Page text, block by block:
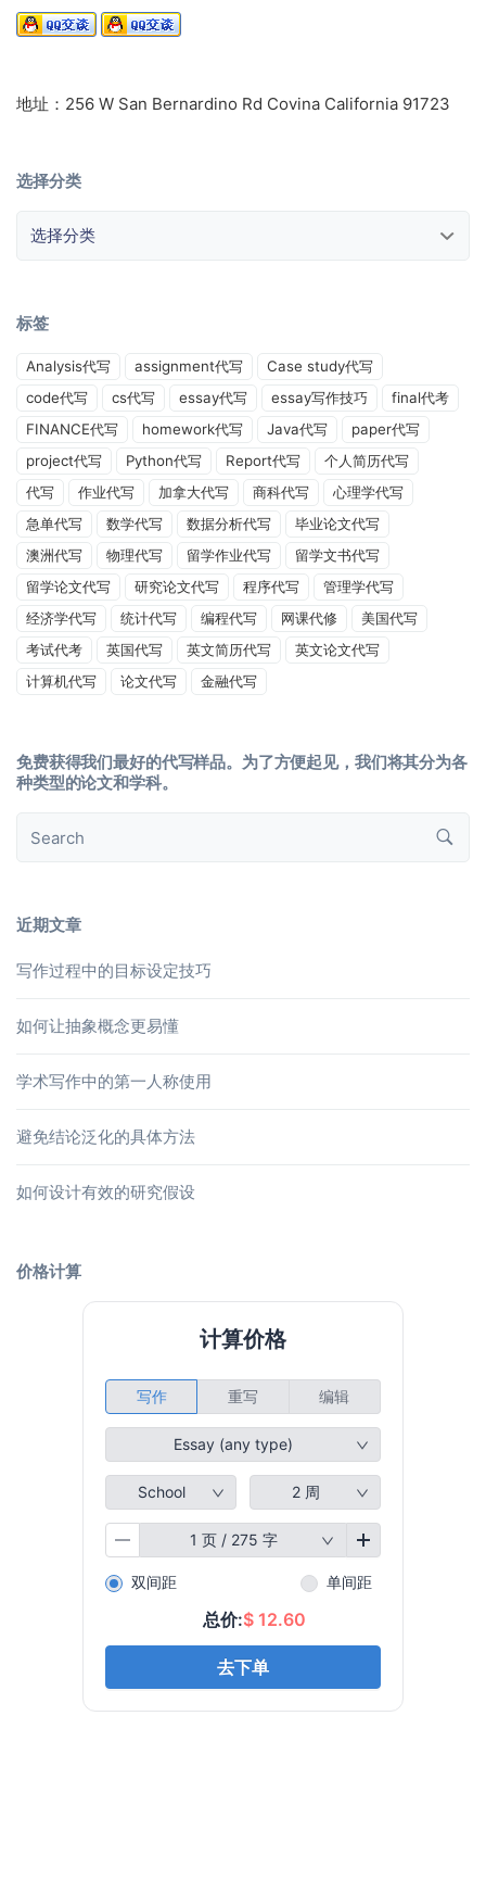
地址：256 W San Bernardino Rd Covina California 91723
选择分类
标签
Analysis代写 assignment代写
Case study代写
code代写
cs代写 essay代写 essay写作技巧
final代考
FINANCE代写
homework代写 Java代写
paper代写
project代写
Python代写 Report代写
个人简历代写
代写
作业代写 加拿大代写 商科代写
心理学代写
急单代写
数学代写 数据分析代写
毕业论文代写
澳洲代写
物理代写 留学作业代写
留学文书代写
留学论文代写
研究论文代写 程序代写
管理学代写
经济学代写
统计代写 编程代写 网课代修
美国代写
考试代考
英国代写 英文简历代写
英文论文代写
计算机代写
论文代写 金融代写
免费获得我们最好的代写样品。为了方便起见，我们将其分为各
种类型的论文和学科。
近期文章
写作过程中的目标设定技巧
如何让抽象概念更易懂
学术写作中的第一人称使用
避免结论泛化的具体方法
如何设计有效的研究假设
价格计算